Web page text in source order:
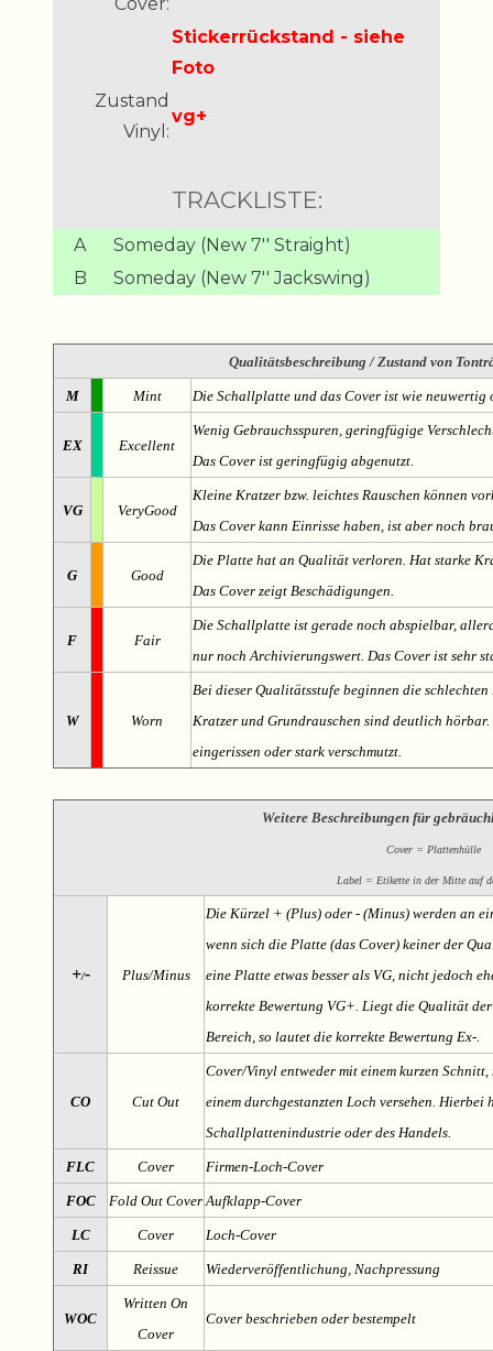
Stickerrückstand - siehe
Foto
Zustand
Vinyl:
vg+
TRACKLISTE:
A
Someday (New 7'' Straight)
B
Someday (New 7'' Jackswing)
Qualitätsbeschreibung / Zustand von
M Mint Die Schallplatte und das Cover ist wie
EX Excellent
Wenig Gebrauchsspuren, geringfügige
Das Cover ist geringfügig abgenutzt.
VG VeryGood
Kleine Kratzer bzw. leichtes Rauschen können
Das Cover kann Einrisse haben, ist aber noch
G Good
Die Platte hat an Qualität verloren. Hat starke
Das Cover zeigt Beschädigungen.
F Fair
Die Schallplatte ist gerade noch abspielbar,
nur noch Archivierungswert. Das Cover ist sehr
W Worn
Bei dieser Qualitätsstufe beginnen die
Kratzer und Grundrauschen sind deutlich
eingerissen oder stark verschmutzt.
Weitere Beschreibungen für
Cover = Plattenhülle
Label = Etikette in der Mitte auf
+/- Plus/Minus
Die Kürzel + (Plus) oder - (Minus) werden an
wenn sich die Platte (das Cover) keiner der
eine Platte etwas besser als VG, nicht jedoch
korrekte Bewertung VG+. Liegt die Qualität
Bereich, so lautet die korrekte Bewertung Ex-.
CO Cut Out
Cover/Vinyl entweder mit einem kurzen
einem durchgestanzten Loch versehen. Hierbei
Schallplattenindustrie oder des Handels.
FLC Cover Firmen-Loch-Cover
FOC Fold Out Cover Aufklapp-Cover
LC Cover Loch-Cover
RI Reissue Wiederveröffentlichung, Nachpressung
WOC
Written On
Cover
Cover beschrieben oder bestempelt